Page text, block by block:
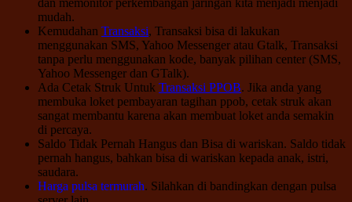
dan memonitor perkembangan jaringan kita menjadi menjadi
mudah.
Kemudahan Transaksi, Transaksi bisa di lakukan
menggunakan SMS, Yahoo Messenger atau Gtalk, Transaksi
tanpa perlu menggunakan kode, banyak pilihan center (SMS,
Yahoo Messenger dan GTalk).
Ada Cetak Struk Untuk Transaksi PPOB. Jika anda yang
membuka loket pembayaran tagihan ppob, cetak struk akan
sangat membantu karena akan membuat loket anda semakin
di percaya.
Saldo Tidak Pernah Hangus dan Bisa di wariskan. Saldo tidak
pernah hangus, bahkan bisa di wariskan kepada anak, istri,
saudara.
Harga pulsa termurah. Silahkan di bandingkan dengan pulsa